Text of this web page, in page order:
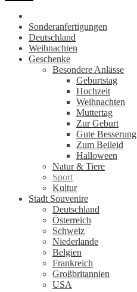
Sonderanfertigungen
Deutschland
Weihnachten
Geschenke
Besondere Anlässe
Geburtstag
Hochzeit
Weihnachten
Muttertag
Zur Geburt
Gute Besserung
Zum Beileid
Halloween
Natur & Tiere
Sport
Kultur
Stadt Souvenire
Deutschland
Österreich
Schweiz
Niederlande
Belgien
Frankreich
Großbritannien
USA